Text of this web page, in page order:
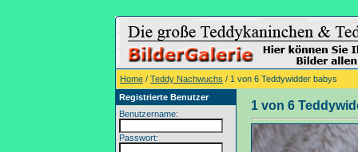
Home / Teddy Nachwuchs / 1 von 6 Teddywidder babys
Registrierte Benutzer
Benutzername:
Passwort:
1 von 6